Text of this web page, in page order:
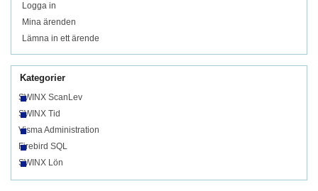
Logga in
Mina ärenden
Lämna in ett ärende
Kategorier
SWINX ScanLev
SWINX Tid
Visma Administration
Firebird SQL
SWINX Lön